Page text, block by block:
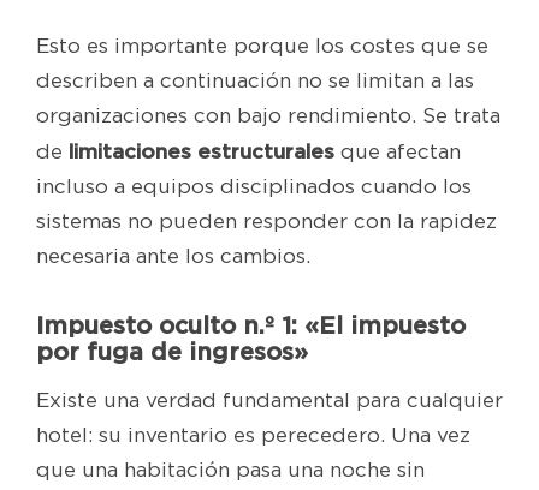
Esto es importante porque los costes que se
describen a continuación no se limitan a las
organizaciones con bajo rendimiento. Se trata
de limitaciones estructurales que afectan
incluso a equipos disciplinados cuando los
sistemas no pueden responder con la rapidez
necesaria ante los cambios.
Impuesto oculto n.º 1: «El impuesto
por fuga de ingresos»
Existe una verdad fundamental para cualquier
hotel: su inventario es perecedero. Una vez
que una habitación pasa una noche sin